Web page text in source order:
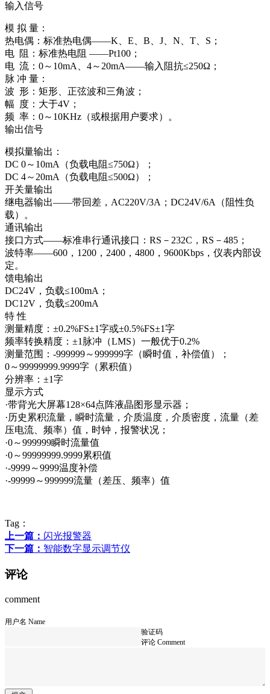
输入信号
模 拟 量：
热电偶：标准热电偶——K、E、B、J、N、T、S；
电 阻：标准热电阻 ——Pt100；
电 流：0～10mA、4～20mA——输入阻抗≤250Ω；
脉 冲 量：
波 形：矩形、正弦波和三角波；
幅 度：大于4V；
频 率：0～10KHz（或根据用户要求）。
输出信号
模拟量输出：
DC 0～10mA（负载电阻≤750Ω）；
DC 4～20mA（负载电阻≤500Ω）；
开关量输出
继电器输出——带回差，AC220V/3A；DC24V/6A（阻性负
载）。
通讯输出
接口方式——标准串行通讯接口：RS－232C，RS－485；
波特率——600，1200，2400，4800，9600Kbps，仪表内部设
定。
馈电输出
DC24V，负载≤100mA；
DC12V，负载≤200mA
特 性
测量精度：±0.2%FS±1字或±0.5%FS±1字
频率转换精度：±1脉冲（LMS）一般优于0.2%
测量范围：-999999～999999字（瞬时值，补偿值）；
0～99999999.9999字（累积值）
分辨率：±1字
显示方式
·带背光大屏幕128×64点阵液晶图形显示器；
·历史累积流量，瞬时流量，介质温度，介质密度，流量（差
压电流、频率）值，时钟，报警状况；
·0～999999瞬时流量值
·0～99999999.9999累积值
·-9999～9999温度补偿
·-99999～999999流量（差压、频率）值
Tag：
上一篇： 闪光报警器
下一篇： 智能数字显示调节仪
评论
comment
用户名 Name
验证码
评论 Comment